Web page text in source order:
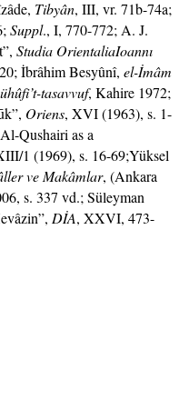
Tibyân, III, vr. 71b-74a;
Suppl., I, 770-772; A. J.
Studia OrientaliaIoannı
İbrâhim Besyûnî,el-İmâm
tasavvuf, Kahire 1972;
Oriens, XVI (1963), s. 1-
Qushairi as a
1 (1969), s. 16-69;Yüksel
ve Makâmlar, (Ankara
s. 337 vd.; Süleyman
DİA, XXVI, 473-